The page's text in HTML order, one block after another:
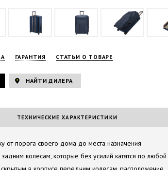
ГАРАНТИЯ СТАТЬИ О ТОВАРЕ
НАЙТИ ДИЛЕРА
ТЕХНИЧЕСКИЕ ХАРАКТЕРИСТИКИ
от порога своего дома до места назначения
колесам, которые без усилий катятся по любой